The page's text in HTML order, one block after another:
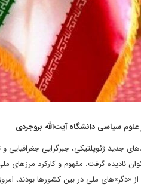
سیاسی دانشگاه آیت‌الله بروجردی
جدید ژئوپلتیکی، جبرگرایی
نادیده گرفت. مفهوم و کارکرد
از «دگر»‌های ملی در بین کشورها بودند،